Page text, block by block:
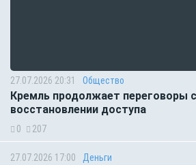
27.07.2026 20:31 Общество
Кремль продолжает переговоры
восстановлении доступа
0 207
27.07.2026 17:00 Деньги